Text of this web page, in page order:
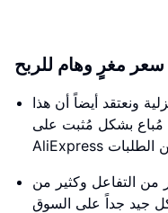
مغرٍ وهام للربح
ونعتقد أيضاً أن هذا
مُباع بشكل مُثبت على
من التفاعل وكثير من